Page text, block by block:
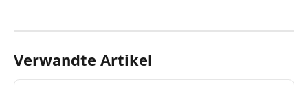
Verwandte Artikel